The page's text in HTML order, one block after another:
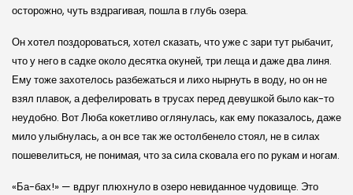
осторожно, чуть вздрагивая, пошла в глубь озера.
Он хотел поздороваться, хотел сказать, что уже с зари тут рыбачит,
что у него в садке около десятка окуней, три леща и даже два линя.
Ему тоже захотелось разбежаться и лихо нырнуть в воду, но он не
взял плавок, а дефелировать в трусах перед девушкой было как-то
неудобно. Вот Люба кокетливо оглянулась, как ему показалось, даже
мило улыбнулась, а он все так же остолбенело стоял, не в силах
пошевелиться, не понимая, что за сила сковала его по рукам и ногам.
«Ба-бах!» — вдруг плюхнуло в озеро невиданное чудовище. Это